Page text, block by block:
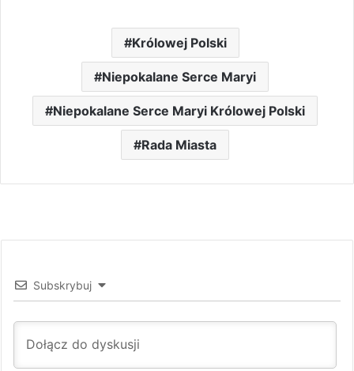
Królowej Polski
Niepokalane Serce Maryi
Niepokalane Serce Maryi Królowej Polski
Rada Miasta
Subskrybuj